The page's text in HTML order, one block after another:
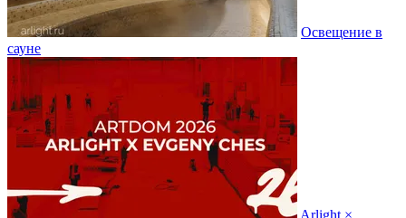
Освещение в
сауне
Arlight ×